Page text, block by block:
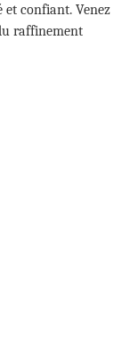
et confiant. Venez
raffinement